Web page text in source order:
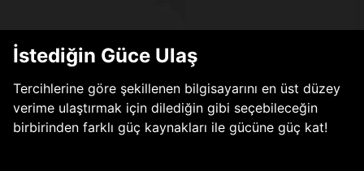
İstediğin Güce Ulaş
Tercihlerine göre şekillenen bilgisayarını en üst düzey
verime ulaştırmak için dilediğin gibi seçebileceğin
birbirinden farklı güç kaynakları ile gücüne güç kat!